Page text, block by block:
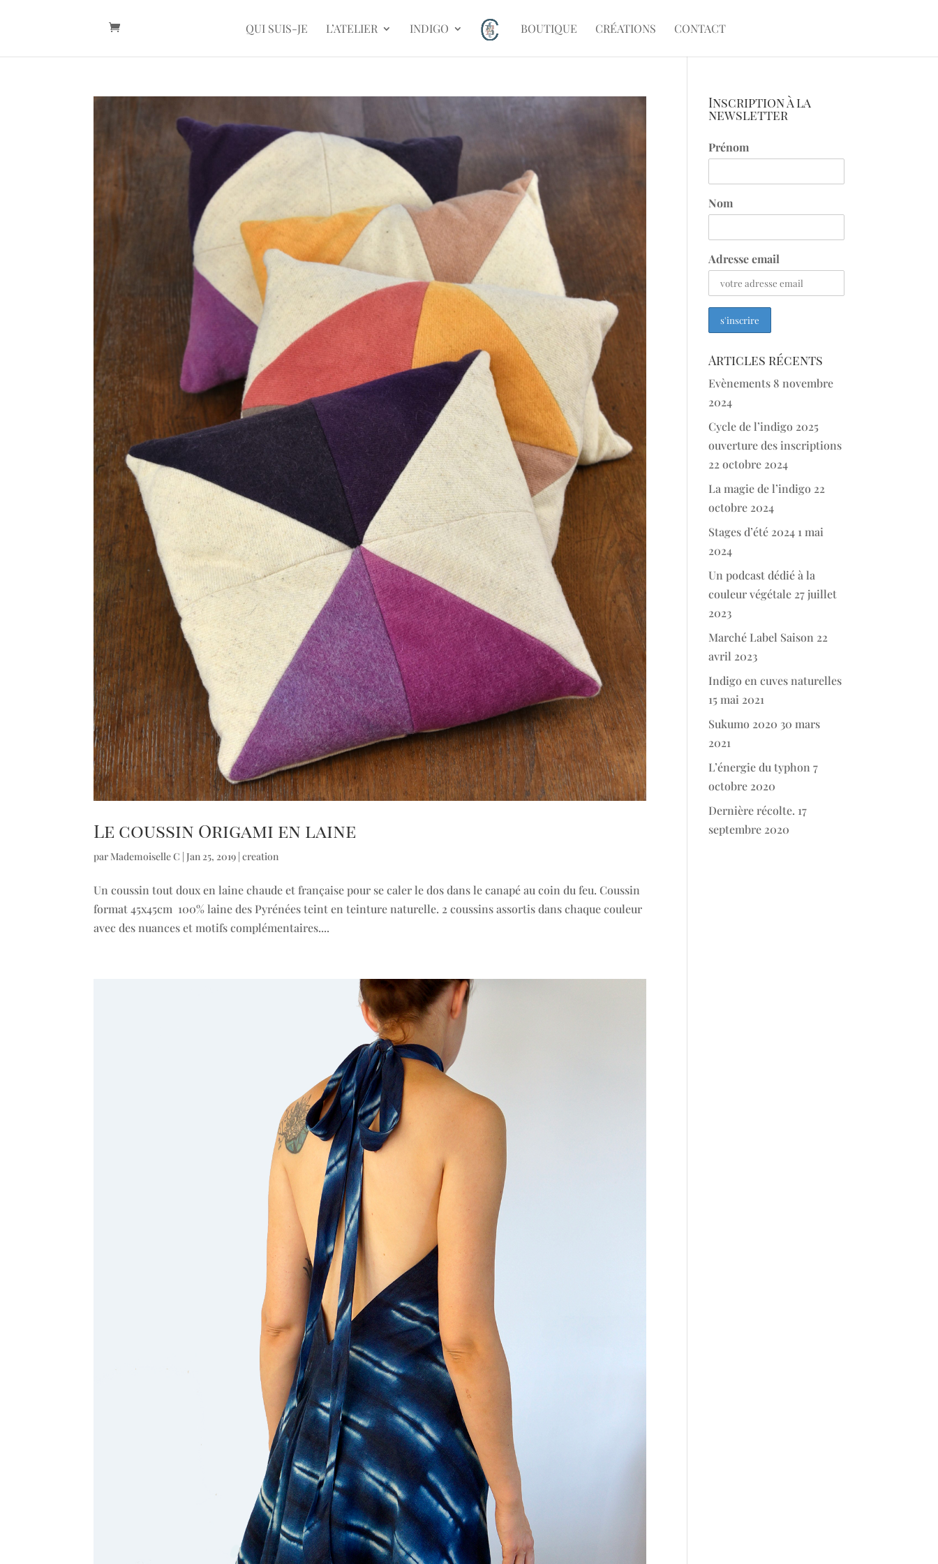
QUI SUIS-JE L’ATELIER INDIGO BOUTIQUE CRÉATIONS CONTACT
Le coussin Origami en laine
par Mademoiselle C |Jan 25, 2019 |creation
Un coussin tout doux en laine chaude et française pour se caler le dos dans le canapé au coin du feu. Coussin
format 45x45cm 100% laine des Pyrénées teint en teinture naturelle. 2 coussins assortis dans chaque couleur
avec des nuances et motifs complémentaires....
Inscription à la
newsletter
Prénom
Nom
Adresse email
Articles récents
Evènements8 novembre
2024
Cycle de l’indigo 2025
ouverture des inscriptions
22 octobre 2024
La magie de l’indigo 22
octobre 2024
Stages d’été 2024 1 mai
2024
Un podcast dédié à la
couleur végétale 27 juillet
2023
Marché Label Saison 22
avril 2023
Indigo en cuves naturelles
15 mai 2021
Sukumo 2020 30 mars
2021
L’énergie du typhon 7
octobre 2020
Dernière récolte. 17
septembre 2020